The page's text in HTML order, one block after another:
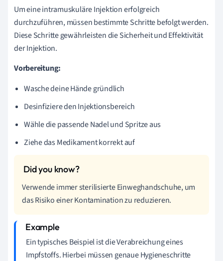
Um eine intramuskuläre Injektion erfolgreich
durchzuführen, müssen bestimmte Schritte befolgt werden.
Diese Schritte gewährleisten die Sicherheit und Effektivität
der Injektion.
Vorbereitung:
Wasche deine Hände gründlich
Desinfiziere den Injektionsbereich
Wähle die passende Nadel und Spritze aus
Ziehe das Medikament korrekt auf
Verwende immer sterilisierte Einweghandschuhe, um
das Risiko einer Kontamination zu reduzieren.
Ein typisches Beispiel ist die Verabreichung eines
Impfstoffs. Hierbei müssen genaue Hygieneschritte